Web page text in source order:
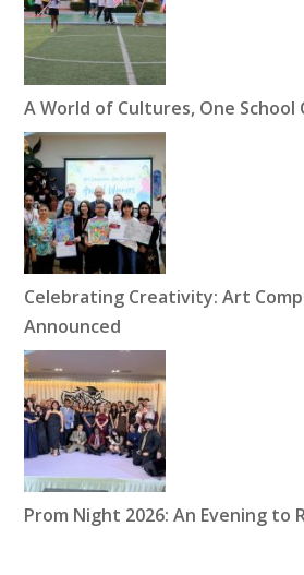
A World of Cultures, One School
Celebrating Creativity: Art
Announced
Prom Night 2026: An Evening to